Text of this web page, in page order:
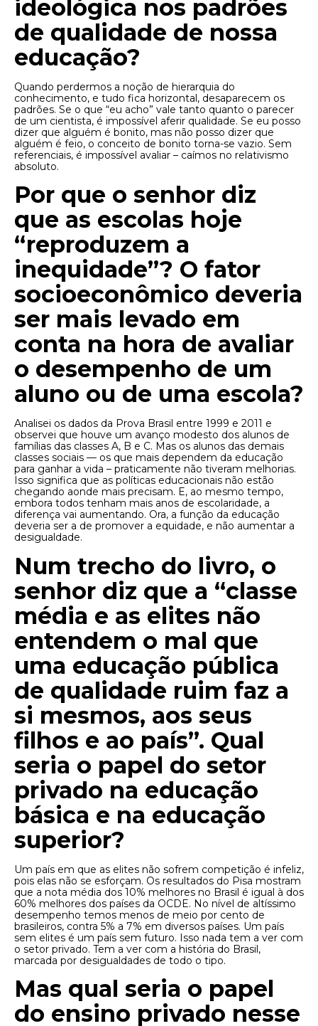
ideológica nos padrões
de qualidade de nossa
educação?
Quando perdermos a noção de hierarquia do
conhecimento, e tudo fica horizontal, desaparecem os
padrões. Se o que “eu acho” vale tanto quanto o parecer
de um cientista, é impossível aferir qualidade. Se eu posso
dizer que alguém é bonito, mas não posso dizer que
alguém é feio, o conceito de bonito torna-se vazio. Sem
referenciais, é impossível avaliar – caímos no relativismo
absoluto.
Por que o senhor diz
que as escolas hoje
“reproduzem a
inequidade”? O fator
socioeconômico deveria
ser mais levado em
conta na hora de avaliar
o desempenho de um
aluno ou de uma escola?
Analisei os dados da Prova Brasil entre 1999 e 2011 e
observei que houve um avanço modesto dos alunos de
famílias das classes A, B e C. Mas os alunos das demais
classes sociais — os que mais dependem da educação
para ganhar a vida – praticamente não tiveram melhorias.
Isso significa que as políticas educacionais não estão
chegando aonde mais precisam. E, ao mesmo tempo,
embora todos tenham mais anos de escolaridade, a
diferença vai aumentando. Ora, a função da educação
deveria ser a de promover a equidade, e não aumentar a
desigualdade.
Num trecho do livro, o
senhor diz que a “classe
média e as elites não
entendem o mal que
uma educação pública
de qualidade ruim faz a
si mesmos, aos seus
filhos e ao país”. Qual
seria o papel do setor
privado na educação
básica e na educação
superior?
Um país em que as elites não sofrem competição é infeliz,
pois elas não se esforçam. Os resultados do Pisa mostram
que a nota média dos 10% melhores no Brasil é igual à dos
60% melhores dos países da OCDE. No nível de altíssimo
desempenho temos menos de meio por cento de
brasileiros, contra 5% a 7% em diversos países. Um país
sem elites é um país sem futuro. Isso nada tem a ver com
o setor privado. Tem a ver com a história do Brasil,
marcada por desigualdades de todo o tipo.
Mas qual seria o papel
do ensino privado nesse